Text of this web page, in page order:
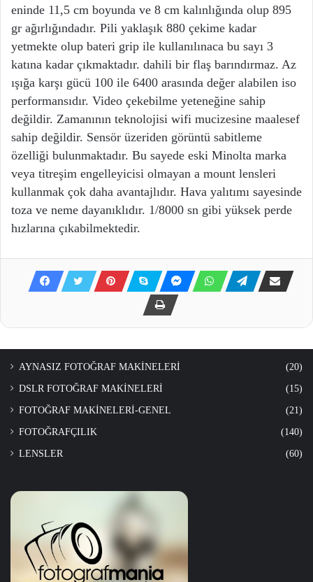
eninde 11,5 cm boyunda ve 8 cm kalınlığında olup 895
gr ağırlığındadır. Pili yaklaşık 880 çekime kadar
yetmekte olup bateri grip ile kullanılınaca bu sayı 3
katına kadar çıkmaktadır. dahili bir flaş barındırmaz. Az
ışığa karşı gücü 100 ile 6400 arasında değer alabilen iso
performansıdır. Video çekebilme yeteneğine sahip
değildir. Zamanının teknolojisi wifi mucizesine maalesef
sahip değildir. Sensör üzeriden görüntü sabitleme
özelliği bulunmaktadır. Bu sayede eski Minolta marka
veya titreşim engelleyicisi olmayan a mount lensleri
kullanmak çok daha avantajlıdır. Hava yalıtımı sayesinde
toza ve neme dayanıklıdır. 1/8000 sn gibi yüksek perde
hızlarına çıkabilmektedir.
AYNASIZ FOTOĞRAF MAKİNELERİ (20)
DSLR FOTOĞRAF MAKİNELERİ (15)
FOTOĞRAF MAKİNELERİ-GENEL (21)
FOTOĞRAFÇILIK (140)
LENSLER (60)